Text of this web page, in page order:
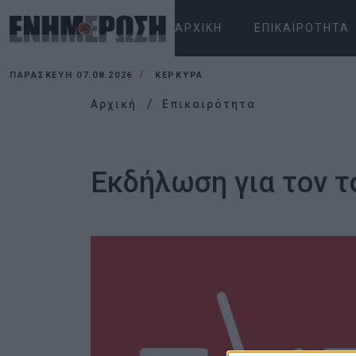
ΑΡΧΙΚΉ ΕΠΙΚΑΙΡΌΤΗΤΑ
ΠΑΡΑΣΚΕΥΉ 07.08.2026 ΚΕΡΚΥΡΑ
Αρχική Επικαιρότητα
Εκδήλωση για τον